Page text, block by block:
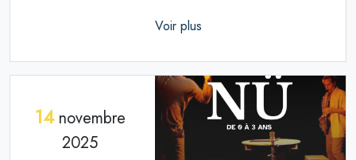
Voir plus
14novembre
2025